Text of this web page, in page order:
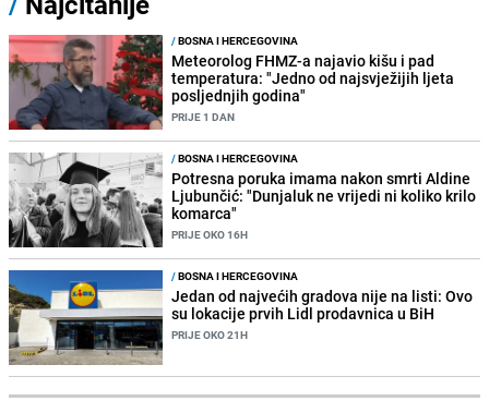
/BOSNA I HERCEGOVINA
Meteorolog FHMZ-a najavio kišu i pad
temperatura: "Jedno od najsvježijih ljeta
posljednjih godina"
PRIJE 1 DAN
/BOSNA I HERCEGOVINA
Potresna poruka imama nakon smrti Aldine
Ljubunčić: "Dunjaluk ne vrijedi ni koliko krilo
komarca"
PRIJE OKO 16H
/BOSNA I HERCEGOVINA
Jedan od najvećih gradova nije na listi: Ovo
su lokacije prvih Lidl prodavnica u BiH
PRIJE OKO 21H